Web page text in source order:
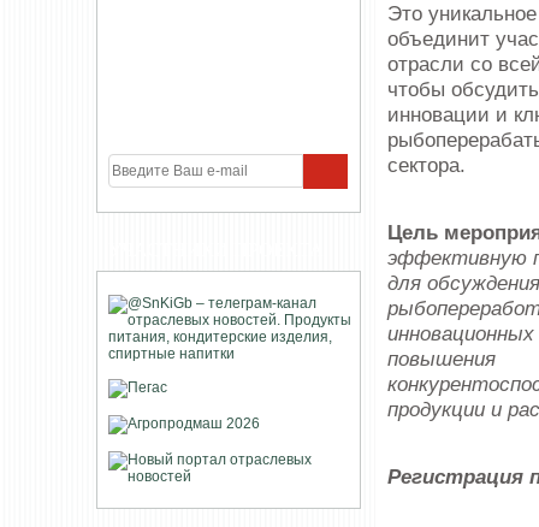
Это
объединит
отрасли со
чтобы
инновации и
сектора.
Цель
эффективную
для
повышения
продукции и
Регистрация